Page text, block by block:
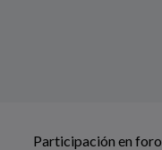
Participación en